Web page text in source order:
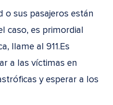
o sus pasajeros están
caso, es primordial
llame al 911.Es
a las víctimas en
y esperar a los